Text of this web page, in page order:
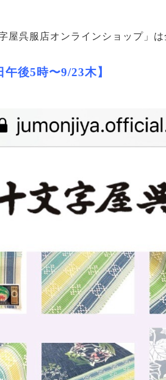
屋呉服店オンラインショップ」
午後5時〜9/23木】